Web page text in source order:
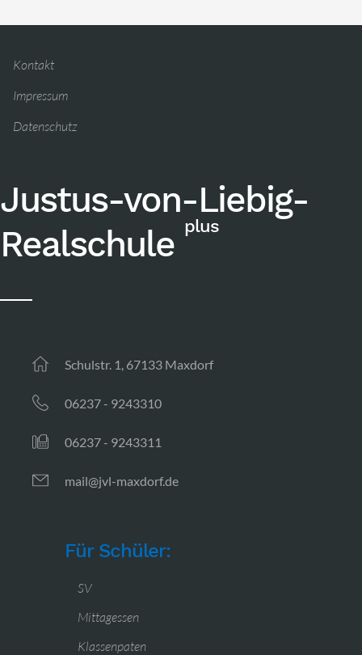
Kontakt
Impressum
Datenschutz
Justus-von-Liebig-
Realschule plus
Schulstr. 1, 67133 Maxdorf
06237 - 9243310
06237 - 9243311
mail@jvl-maxdorf.de
Für Schüler:
SV
Mittagessen
Klassenpaten